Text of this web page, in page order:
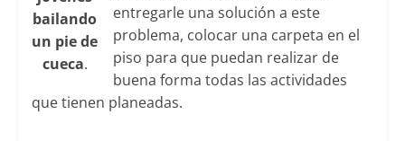
bailando
un pie de
cueca.
entregarle una solución a este
problema, colocar una carpeta en el
piso para que puedan realizar de
buena forma todas las actividades
que tienen planeadas.